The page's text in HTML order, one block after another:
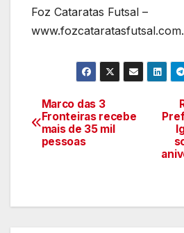
Foz Cataratas Futsal –
Navegação
de
Marco das 3
Fronteiras recebe
mais de 35 mil
pessoas